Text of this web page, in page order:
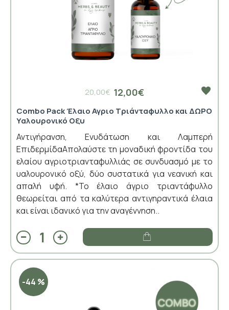
12,00€
20,00€
Combo Pack Έλαιο Αγριο Τριάνταφυλλο και ΔΩΡΟ
Υαλουρονικό Οξυ
Αντιγήρανση, Ενυδάτωση και Λαμπερή
ΕπιδερμίδαΑπολαύστε τη μοναδική φροντίδα του
ελαίου αγριοτριανταφυλλιάς σε συνδυασμό με το
υαλουρονικό οξύ, δύο συστατικά για νεανική και
απαλή υφή. *Το έλαιο άγριο τριαντάφυλλο
θεωρείται από τα καλύτερα αντιγηραντικά έλαια
και είναι ιδανικό για την αναγέννηση..
-44 %